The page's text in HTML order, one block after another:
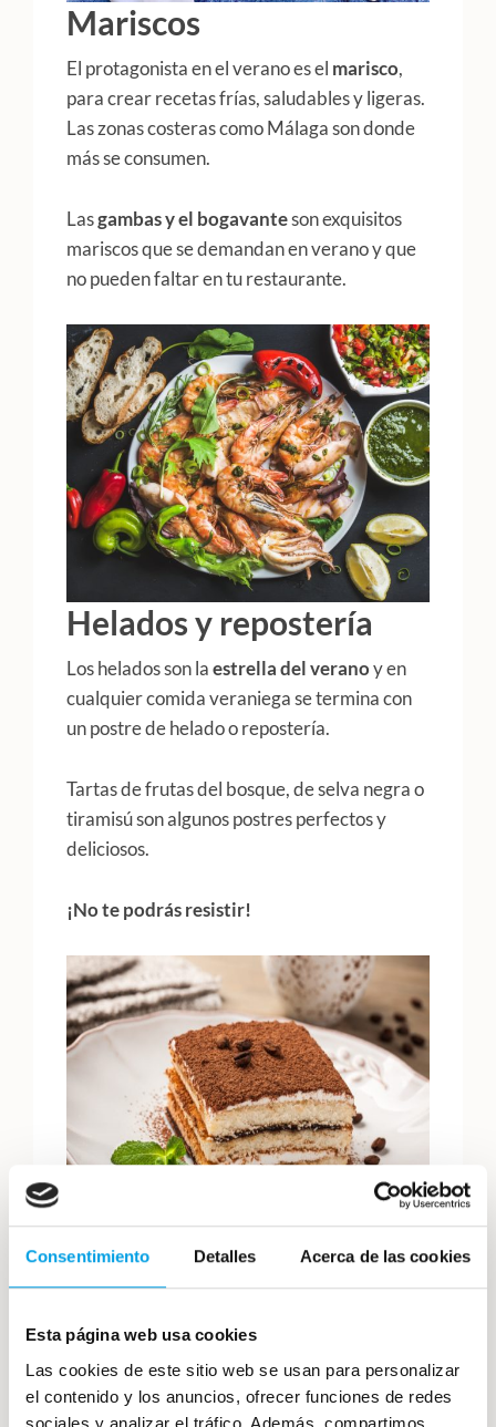
Consentimiento Detalles Acerca de las cookies
Esta página web usa cookies
Las cookies de este sitio web se usan para personalizar
el contenido y los anuncios, ofrecer funciones de redes
sociales y analizar el tráfico. Además, compartimos
Mariscos
El protagonista en el verano es el marisco,
para crear recetas frías, saludables y ligeras.
Las zonas costeras como Málaga son donde
más se consumen.
Lasgambas y el bogavanteson exquisitos
mariscos que se demandan en verano y que
no pueden faltar en tu restaurante.
Helados y repostería
Los helados son laestrella del veranoy en
cualquier comida veraniega se termina con
un postre de helado o repostería.
Tartas de frutas del bosque, de selva negra o
tiramisú son algunos postres perfectos y
deliciosos.
¡No te podrás resistir!
Si cuentas con estos productos en tu
seguro que conseguirás un menú veraniego y
querrán repetir.